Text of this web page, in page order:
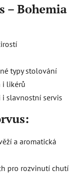
– Bohemia
typy stolování
i likérů
slavnostní servis
a aromatická
pro rozvinutí chutí